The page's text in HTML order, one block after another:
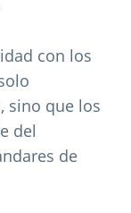
con los
sino que los
del
de